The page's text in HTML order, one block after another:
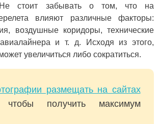
стоит забывать о том, что на
влияют различные факторы:
воздушные коридоры, технические
авиалайнера и т. д. Исходя из этого,
увеличиться либо сократиться.
размещать на сайтах
получить максимум